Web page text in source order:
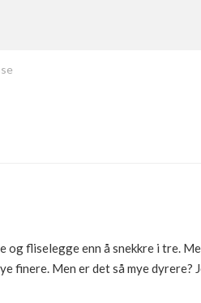
fliselegge enn å snekkre i tre.
finere. Men er det så mye dyrere?